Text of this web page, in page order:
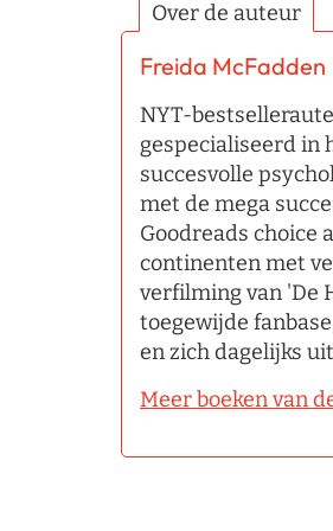
Over de auteur
Freida McFadden
NYT-
gespecialiseerd in
succesvolle
met de mega
Goodreads choice
continenten met
verfilming van 'De
toegewijde
en zich dagelijks
Meer boeken van